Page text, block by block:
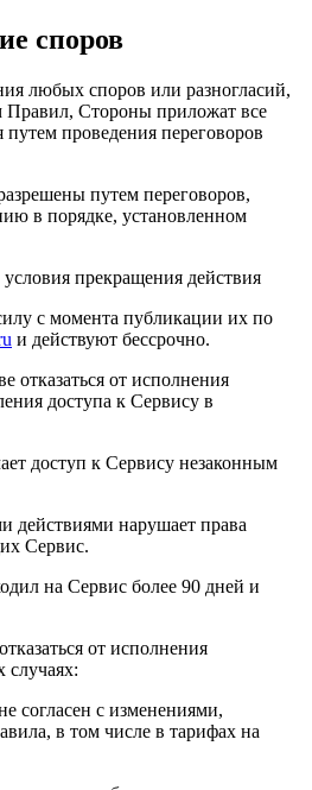
споров
любых споров или разногласий,
Правил, Стороны приложат все
проведения переговоров
путем переговоров,
в порядке, установленном
прекращения действия
с момента публикации их по
и действуют бессрочно.
отказаться от исполнения
доступа к Сервису в
доступ к Сервису незаконным
действиями нарушает права
Сервис.
на Сервис более 90 дней и
от исполнения
случаях:
согласен с изменениями,
в том числе в тарифах на